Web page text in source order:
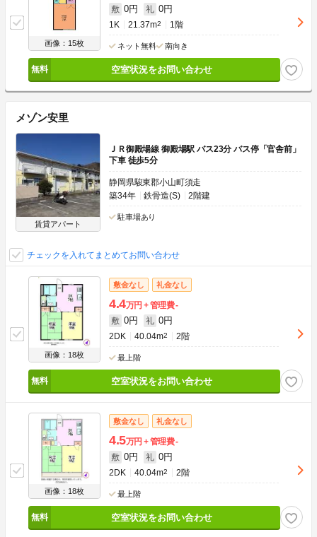
画像：15枚
敷 0円 礼 0円
1K 21.37m2 1階
ネット無料 南向き
空室状況をお問い合わせ
メゾン安里
賃貸アパート
ＪＲ御殿場線 御殿場駅 バス23分 バス停「官舎前」
下車 徒歩5分
静岡県駿東郡小山町須走
築34年
鉄骨造(S) 2階建
駐車場あり
チェックを入れてまとめてお問い合わせ
画像：18枚
敷金なし 礼金なし
4.4万円 管理費-
敷 0円 礼 0円
2DK 40.04m2 2階
最上階
空室状況をお問い合わせ
画像：18枚
敷金なし 礼金なし
4.5万円 管理費-
敷 0円 礼 0円
2DK 40.04m2 2階
最上階
空室状況をお問い合わせ